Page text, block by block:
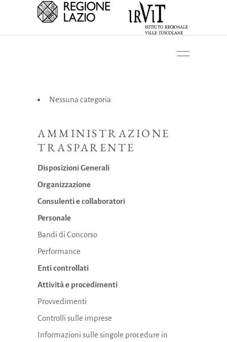
Nessuna categoria
AMMINISTRAZIONE
TRASPARENTE
Disposizioni Generali
Organizzazione
Consulenti e collaboratori
Personale
Bandi di Concorso
Performance
Enti controllati
Attività e procedimenti
Provvedimenti
Controlli sulle imprese
Informazioni sulle singole procedure in